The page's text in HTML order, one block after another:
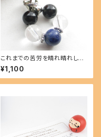
これまでの苦労を晴れ晴れした
いなら、ソーダライトを握りしめ
て残りの数日をがんばろう。<合
格祈願ストラップ>GO01
¥1,100